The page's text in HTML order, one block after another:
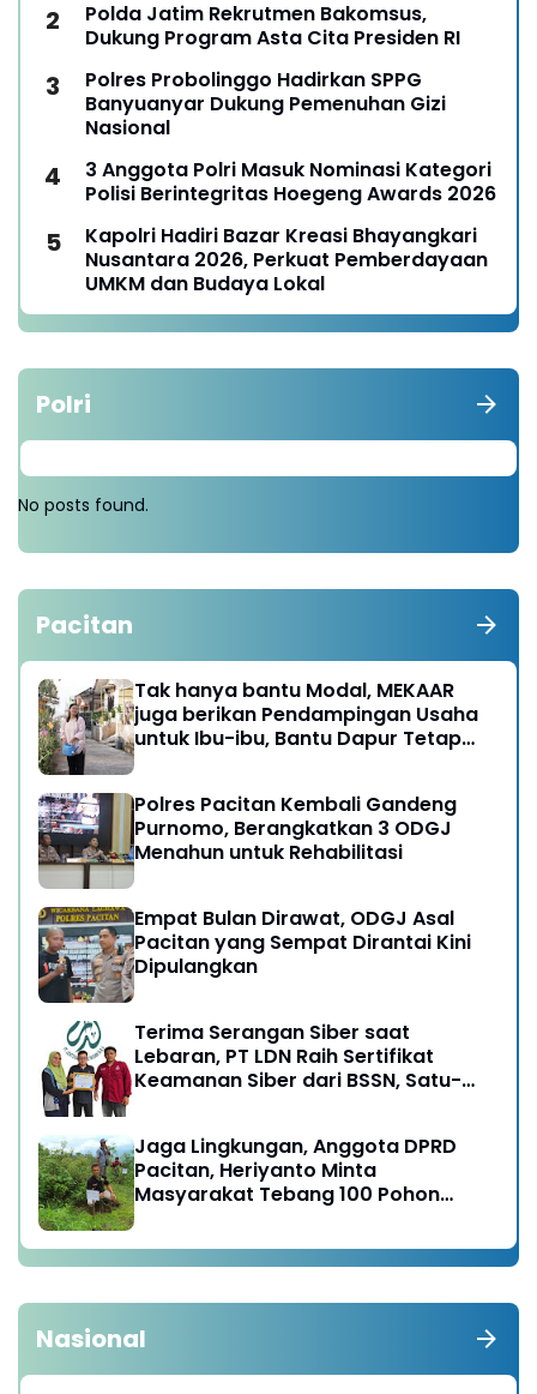
Polda Jatim Rekrutmen Bakomsus,
Dukung Program Asta Cita Presiden RI
Polres Probolinggo Hadirkan SPPG
Banyuanyar Dukung Pemenuhan Gizi
Nasional
3 Anggota Polri Masuk Nominasi Kategori
Polisi Berintegritas Hoegeng Awards 2026
Kapolri Hadiri Bazar Kreasi Bhayangkari
Nusantara 2026, Perkuat Pemberdayaan
UMKM dan Budaya Lokal
Polri
No posts found.
Pacitan
Tak hanya bantu Modal, MEKAAR
juga berikan Pendampingan Usaha
untuk Ibu-ibu, Bantu Dapur Tetap
Polres Pacitan Kembali Gandeng
Purnomo, Berangkatkan 3 ODGJ
Menahun untuk Rehabilitasi
Empat Bulan Dirawat, ODGJ Asal
Pacitan yang Sempat Dirantai Kini
Dipulangkan
Terima Serangan Siber saat
Lebaran, PT LDN Raih Sertifikat
Keamanan Siber dari BSSN, Satu-
Jaga Lingkungan, Anggota DPRD
Pacitan, Heriyanto Minta
Masyarakat Tebang 100 Pohon
Nasional